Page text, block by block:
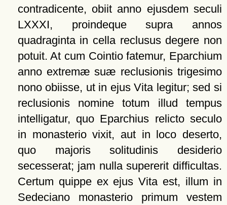
contradicente, obiit anno ejusdem seculi
LXXXI, proindeque supra annos
quadraginta in cella reclusus degere non
potuit. At cum Cointio fatemur, Eparchium
anno extremæ suæ reclusionis trigesimo
nono obiisse, ut in ejus Vita legitur; sed si
reclusionis nomine totum illud tempus
intelligatur, quo Eparchius relicto seculo
in monasterio vixit, aut in loco deserto,
quo majoris solitudinis desiderio
secesserat; jam nulla supererit difficultas.
Certum quippe ex ejus Vita est, illum in
Sedeciano monasterio primum vestem